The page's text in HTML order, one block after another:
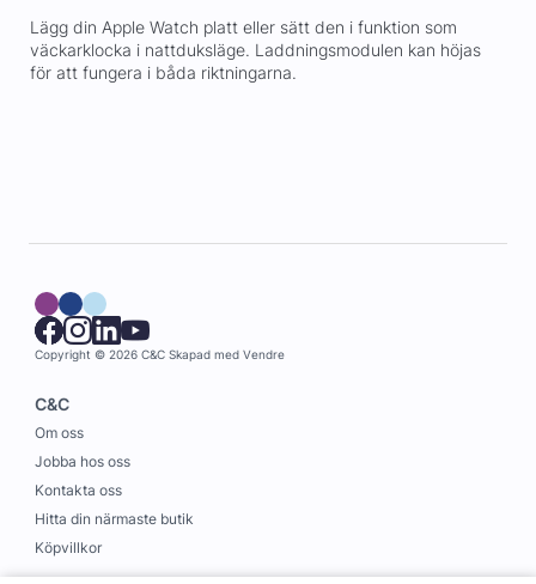
Lägg din Apple Watch platt eller sätt den i funktion som
väckarklocka i nattduksläge. Laddningsmodulen kan höjas
för att fungera i båda riktningarna.
Copyright © 2026 C&C Skapad med Vendre
C&C
Om oss
Jobba hos oss
Kontakta oss
Hitta din närmaste butik
Köpvillkor